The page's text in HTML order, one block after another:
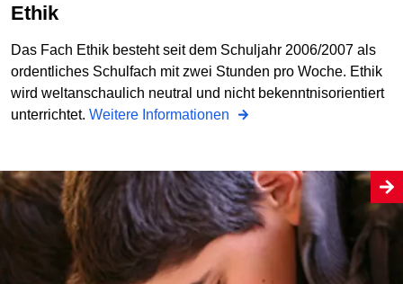
Ethik
Das Fach Ethik besteht seit dem Schuljahr 2006/2007 als
ordentliches Schulfach mit zwei Stunden pro Woche. Ethik
wird weltanschaulich neutral und nicht bekenntnisorientiert
unterrichtet. Weitere Informationen